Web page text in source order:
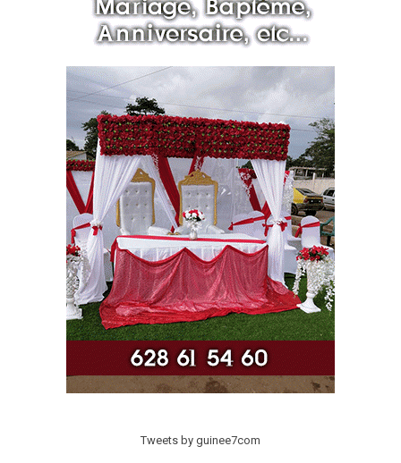
Tweets by guinee7com